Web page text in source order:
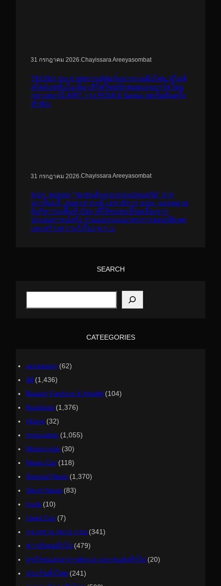
31 กรกฎาคม 2026.Chayissara Areeyasombat
TECNO ประกาศทรานส์ฟอร์มจากเกมมิ่งโฟน สู่ไลฟ์
สไตล์แฟชั่นไอเท็ม เสิร์ฟใหญ่ปักหมุดแลนมาร์คใหม่
กลางสถานี MRT วาง POVA 8 Series จุดเริ่มต้นครั้ง
สำคัญ
31 กรกฎาคม 2026.Chayissara Areeyasombat
คปภ. ต่อยอด “ชุมชนต้นแบบถนนปลอดภัย” จาก
ปราจีนบุรี..สู่นครสวรรค์ เลขาธิการ คปภ. มอบหมาย
ผู้บริหารลงพื้นที่ เปิดเวทีให้ชุมชนชี้จุดเสี่ยงจาก
ประสบการณ์จริง ร่วมออกแบบมาตรการลดอุบัติเหตุ
และสร้างความรู้เรื่อง พ.ร.บ.
SEARCH
S
a
CATEEGORIES
accessory (62)
All (1,436)
Beauty Fashion & Health (104)
Business (1,376)
Home (32)
Innovation (1,055)
Motorcycle (30)
News Car (118)
Special News (1,370)
Sport News (83)
truck (10)
Used Car (7)
กระทรวง ทบวง กรม (341)
ข่าวสังคมทั่วไป (479)
ธุรกิจขนส่งอากาศทะเล และขนส่งทั่วไป (20)
ประกันทั่วไทย (241)